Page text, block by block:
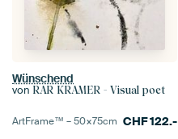
Wünschend
von RAR KRAMER - Visual poet
ArtFrame™ –50×75cm CHF122.-